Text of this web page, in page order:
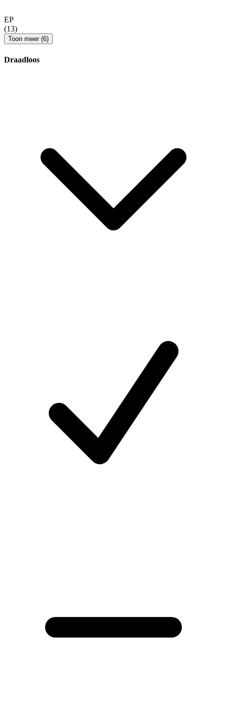
EP
(13)
Toon meer (6)
Draadloos